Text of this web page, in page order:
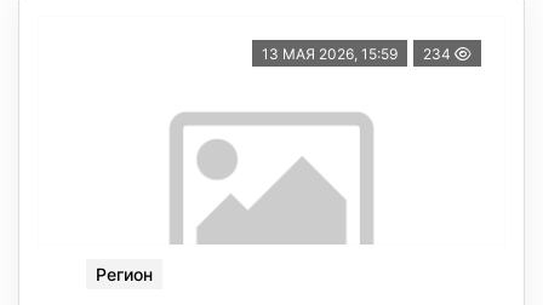
13 МАЯ 2026, 15:59 234
Регион